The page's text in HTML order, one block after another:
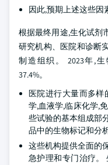
因此,预期上述这些因
根据最终用途,生化试剂
研究机构、医院和诊断
制造组织。 2023年,
37.4%。
医院进行大量而多样
学,血液学,临床化学,
些试验的基本组成部
品中的生物标记和分析
这些机构提供全面的
急护理和专门治疗。